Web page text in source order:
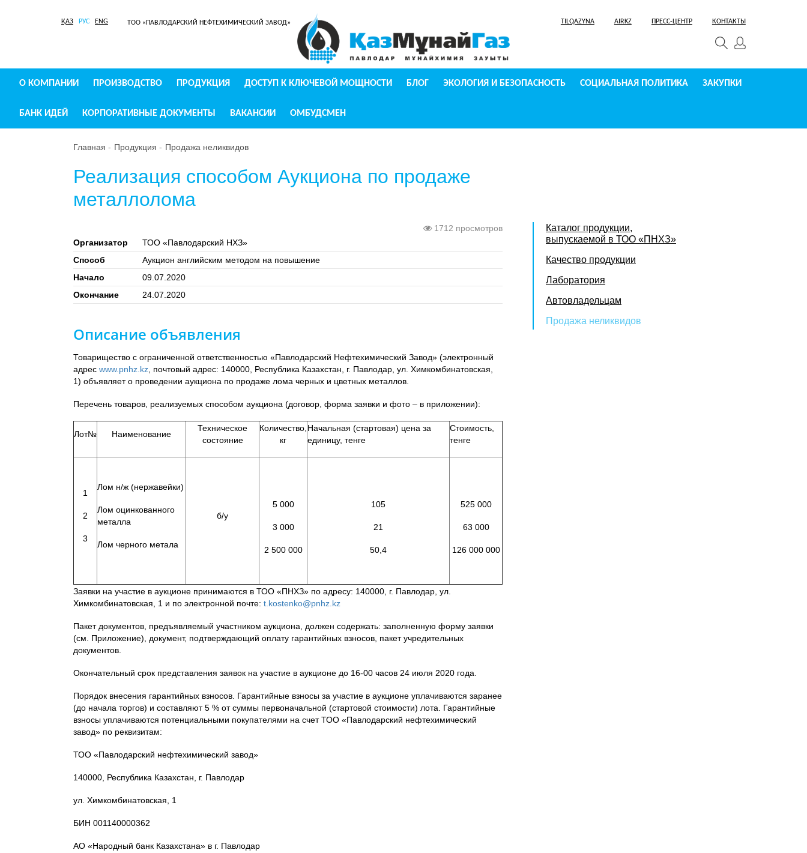
ҚАЗ РУС ENG ТОО «ПАВЛОДАРСКИЙ НЕФТЕХИМИЧЕСКИЙ ЗАВОД» TILQAZYNA AIRKZ ПРЕСС-ЦЕНТР КОНТАКТЫ
О КОМПАНИИ ПРОИЗВОДСТВО ПРОДУКЦИЯ ДОСТУП К КЛЮЧЕВОЙ МОЩНОСТИ БЛОГ ЭКОЛОГИЯ И БЕЗОПАСНОСТЬ СОЦИАЛЬНАЯ ПОЛИТИКА ЗАКУПКИ
БАНК ИДЕЙ КОРПОРАТИВНЫЕ ДОКУМЕНТЫ ВАКАНСИИ ОМБУДСМЕН
Главная Продукция Продажа неликвидов
Реализация способом Аукциона по продаже
металлолома
1712 просмотров
Организатор
ТОО «Павлодарский НХЗ»
Способ
Аукцион английским методом на повышение
Начало
09.07.2020
Окончание
24.07.2020
Описание объявления
Товарищество с ограниченной ответственностью «Павлодарский Нефтехимический Завод» (электронный
адрес www.pnhz.kz , почтовый адрес: 140000, Республика Казахстан, г. Павлодар, ул. Химкомбинатовская,
1) объявляет о проведении аукциона по продаже лома черных и цветных металлов.
Перечень товаров, реализуемых способом аукциона (договор, форма заявки и фото – в приложении):
Лот№ Наименование
Техническое
состояние
Количество,
кг
Начальная (стартовая) цена за
единицу, тенге
Стоимость,
тенге
1
2
3
Лом н/ж (нержавейки)
Лом оцинкованного
металла
Лом черного метала
б/у
5 000
3 000
2 500 000
105
21
50,4
525 000
63 000
126 000 000
Заявки на участие в аукционе принимаются в ТОО «ПНХЗ» по адресу: 140000, г. Павлодар, ул.
Химкомбинатовская, 1 и по электронной почте: t.kostenko@pnhz.kz
Пакет документов, предъявляемый участником аукциона, должен содержать: заполненную форму заявки
(см. Приложение), документ, подтверждающий оплату гарантийных взносов, пакет учредительных
документов.
Окончательный срок представления заявок на участие в аукционе до 16-00 часов 24 июля 2020 года.
Порядок внесения гарантийных взносов. Гарантийные взносы за участие в аукционе уплачиваются заранее
(до начала торгов) и составляют 5 % от суммы первоначальной (стартовой стоимости) лота. Гарантийные
взносы уплачиваются потенциальными покупателями на счет ТОО «Павлодарский нефтехимический
завод» по реквизитам:
ТОО «Павлодарский нефтехимический завод»
140000, Республика Казахстан, г. Павлодар
ул. Химкомбинатовская, 1
БИН 001140000362
АО «Народный банк Казахстана» в г. Павлодар
Каталог продукции,
выпускаемой в ТОО «ПНХЗ»
Качество продукции
Лаборатория
Автовладельцам
Продажа неликвидов